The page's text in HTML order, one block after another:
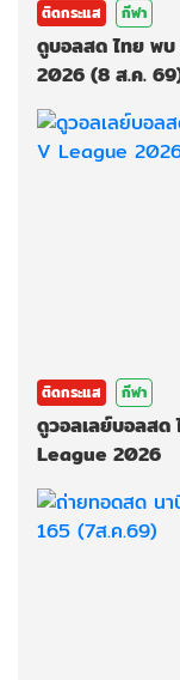
ติดกระแส กีฬา
ดูบอลสด ไทย พบ
2026 (8 ส.ค.
ติดกระแส กีฬา
ดูวอลเลย์บอลสด
League 2026